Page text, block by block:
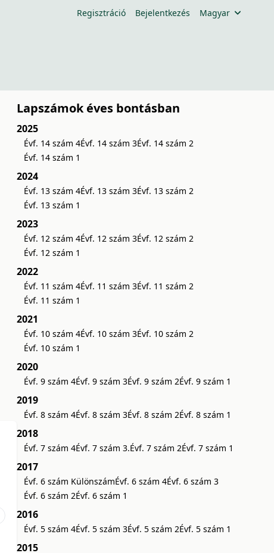
Regisztráció Bejelentkezés Magyar
Lapszámok éves bontásban
2025
Évf. 14 szám 4Évf. 14 szám 3Évf. 14 szám 2
Évf. 14 szám 1
2024
Évf. 13 szám 4Évf. 13 szám 3Évf. 13 szám 2
Évf. 13 szám 1
2023
Évf. 12 szám 4Évf. 12 szám 3Évf. 12 szám 2
Évf. 12 szám 1
2022
Évf. 11 szám 4Évf. 11 szám 3Évf. 11 szám 2
Évf. 11 szám 1
2021
Évf. 10 szám 4Évf. 10 szám 3Évf. 10 szám 2
Évf. 10 szám 1
2020
Évf. 9 szám 4Évf. 9 szám 3Évf. 9 szám 2Évf. 9 szám 1
2019
Évf. 8 szám 4Évf. 8 szám 3Évf. 8 szám 2Évf. 8 szám 1
2018
Évf. 7 szám 4Évf. 7 szám 3.Évf. 7 szám 2Évf. 7 szám 1
2017
Évf. 6 szám KülönszámÉvf. 6 szám 4Évf. 6 szám 3
Évf. 6 szám 2Évf. 6 szám 1
2016
Évf. 5 szám 4Évf. 5 szám 3Évf. 5 szám 2Évf. 5 szám 1
2015